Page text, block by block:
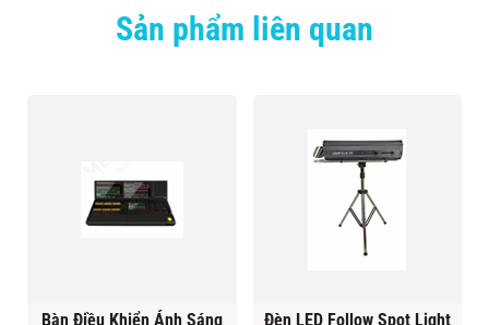
Sản phẩm liên quan
Bàn Điều Khiển Ánh Sáng
Đèn LED Follow Spot Light